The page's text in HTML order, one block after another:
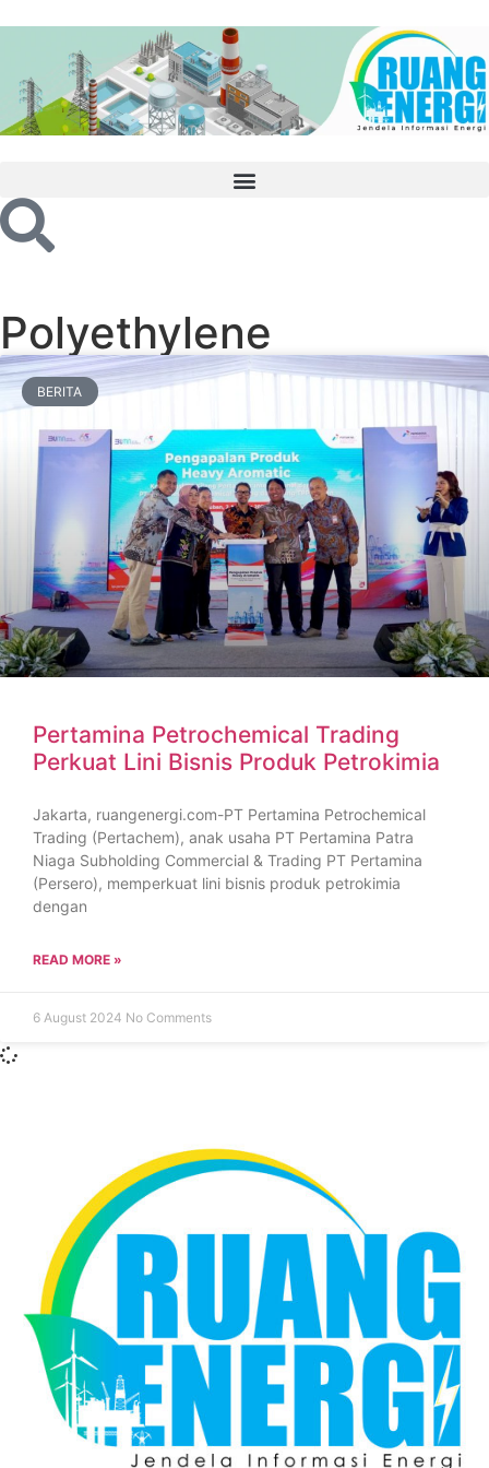
Polyethylene
BERITA
Pertamina Petrochemical Trading
Perkuat Lini Bisnis Produk Petrokimia
Jakarta, ruangenergi.com-PT Pertamina Petrochemical
Trading (Pertachem), anak usaha PT Pertamina Patra
Niaga Subholding Commercial & Trading PT Pertamina
(Persero), memperkuat lini bisnis produk petrokimia
dengan
READ MORE »
6 August 2024 No Comments